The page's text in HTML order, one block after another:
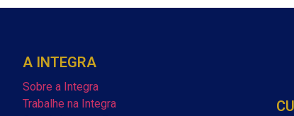
A INTEGRA
Sobre a Integra
Trabalhe na Integra